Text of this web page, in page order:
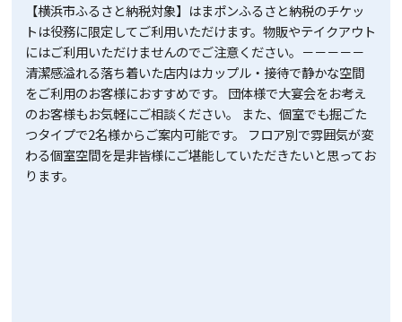
【横浜市ふるさと納税対象】はまポンふるさと納税のチケッ
トは役務に限定してご利用いただけます。物販やテイクアウト
にはご利用いただけませんのでご注意ください。－－－－－
清潔感溢れる落ち着いた店内はカップル・接待で静かな空間
をご利用のお客様におすすめです。 団体様で大宴会をお考え
のお客様もお気軽にご相談ください。 また、個室でも掘ごた
つタイプで2名様からご案内可能です。 フロア別で雰囲気が変
わる個室空間を是非皆様にご堪能していただきたいと思ってお
ります。